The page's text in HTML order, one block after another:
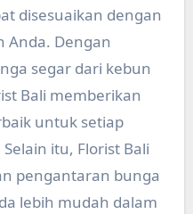
disesuaikan dengan
Anda. Dengan
segar dari kebun
Bali memberikan
untuk setiap
itu, Florist Bali
pengantaran bunga
lebih mudah dalam